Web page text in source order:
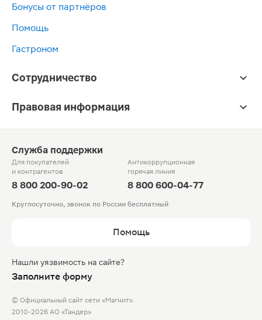
Бонусы от партнёров
Помощь
Гастроном
Сотрудничество
Правовая информация
Служба поддержки
Для покупателей
и контрагентов
8 800 200-90-02
Антикоррупционная
горячая линия
8 800 600-04-77
Круглосуточно, звонок по России бесплатный
Помощь
Нашли уязвимость на сайте?
Заполните форму
© Официальный сайт сети «Магнит».
2010-2026 АО «Тандер»